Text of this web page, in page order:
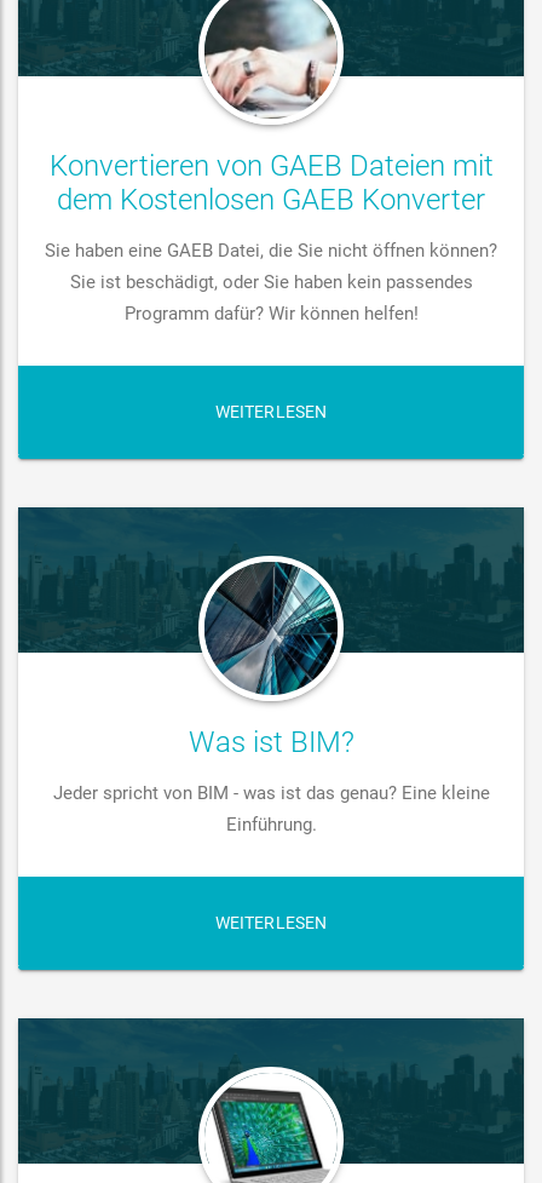
Konvertieren von GAEB Dateien mit
dem Kostenlosen GAEB Konverter
Sie haben eine GAEB Datei, die Sie nicht öffnen können?
Sie ist beschädigt, oder Sie haben kein passendes
Programm dafür? Wir können helfen!
WEITERLESEN
Was ist BIM?
Jeder spricht von BIM - was ist das genau? Eine kleine
Einführung.
WEITERLESEN